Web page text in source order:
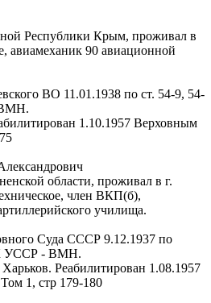
Республики Крым, проживал в
авиамеханик 90 авиационной
ВО 11.01.1938 по ст. 54-9, 54-
1.10.1957 Верховным
области, проживал в г.
член ВКП(б),
училища.
Суда СССР 9.12.1937 по
УССР - ВМН.
Харьков. Реабилитирован 1.08.1957
1, стр 179-180